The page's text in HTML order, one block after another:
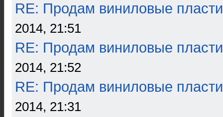
RE: Продам виниловые
2014, 21:51
RE: Продам виниловые
2014, 21:52
RE: Продам виниловые
2014, 21:31